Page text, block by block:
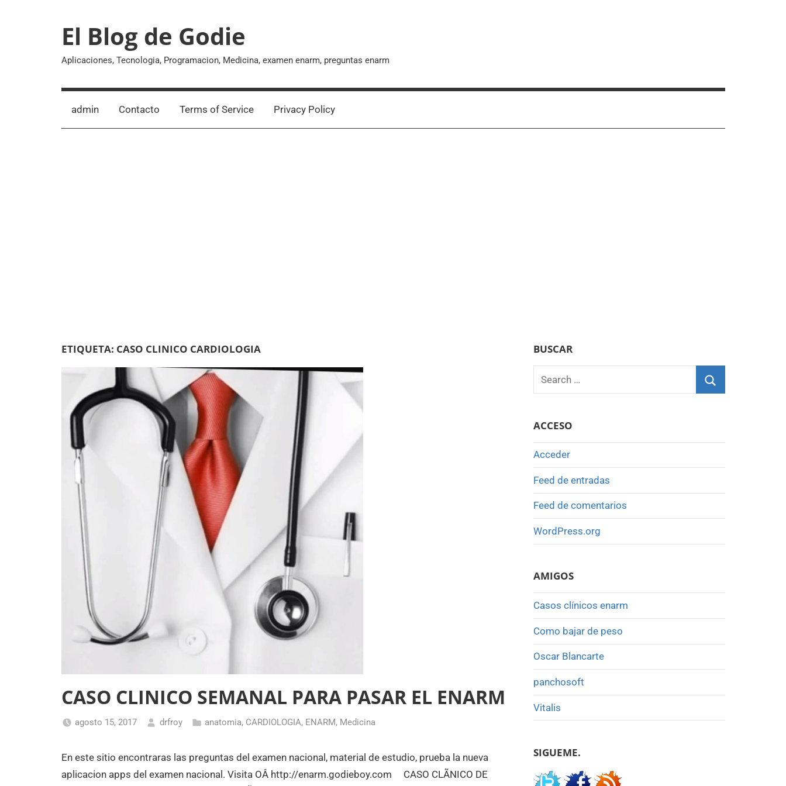
El Blog de Godie
Aplicaciones, Tecnologia, Programacion, Medicina, examen enarm, preguntas enarm
admin Contacto Terms of Service Privacy Policy
ETIQUETA: CASO CLINICO CARDIOLOGIA
CASO CLINICO SEMANAL PARA PASAR EL ENARM
agosto 15, 2017 drfroy anatomia, CARDIOLOGIA, ENARM, Medicina
En este sitio encontraras las preguntas del examen nacional, material de estudio, prueba la nueva
aplicacion apps del examen nacional. Visita OÂ http://enarm.godieboy.com CASO CLÃNICO DE
BUSCAR
Search
for:
ACCESO
Acceder
Feed de entradas
Feed de comentarios
WordPress.org
AMIGOS
Casos clínicos enarm
Como bajar de peso
Oscar Blancarte
panchosoft
Vitalis
SIGUEME.